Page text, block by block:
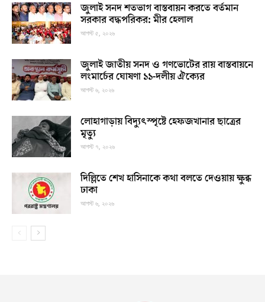
জুলাই সনদ শতভাগ বাস্তবায়ন করতে বর্তমান
সরকার বদ্ধপরিকর: মীর হেলাল
আগস্ট ৫, ২০২৬
জুলাই জাতীয় সনদ ও গণভোটের রায় বাস্তবায়নে
লংমার্চের ঘোষণা ১১-দলীয় ঐক্যের
আগস্ট ৬, ২০২৬
লোহাগাড়ায় বিদ্যুৎস্পৃষ্টে হেফজখানার ছাত্রের
মৃত্যু
আগস্ট ৭, ২০২৬
দিল্লিতে শেখ হাসিনাকে কথা বলতে দেওয়ায় ক্ষুব্ধ
ঢাকা
আগস্ট ৬, ২০২৬